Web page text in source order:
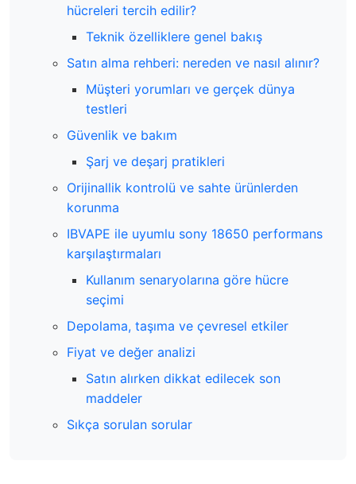
hücreleri tercih edilir?
Teknik özelliklere genel bakış
Satın alma rehberi: nereden ve nasıl alınır?
Müşteri yorumları ve gerçek dünya
testleri
Güvenlik ve bakım
Şarj ve deşarj pratikleri
Orijinallik kontrolü ve sahte ürünlerden
korunma
IBVAPE ile uyumlu sony 18650 performans
karşılaştırmaları
Kullanım senaryolarına göre hücre
seçimi
Depolama, taşıma ve çevresel etkiler
Fiyat ve değer analizi
Satın alırken dikkat edilecek son
maddeler
Sıkça sorulan sorular